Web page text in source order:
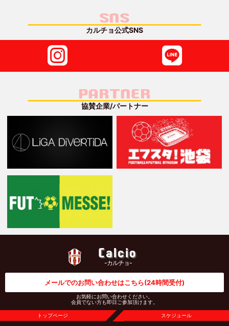
SNS
カルチョ公式SNS
PARTNER
協賛企業/パートナー
Calcio
-カルチョ-
メールでのお問い合わせはこちら(24時間受付)
お気軽にお問い合わせください。
会員でない方も即日ご参加頂けます。
トップページ スケジュール